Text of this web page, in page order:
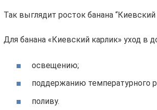
Так выглядит росток банана “Киевский
Для банана «Киевский карлик» уход в
освещению;
поддержанию температурного
поливу.